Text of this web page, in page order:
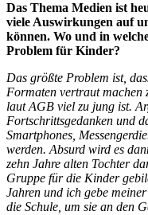
Das Thema Medien ist
viele Auswirkungen auf
können. Wo und in
Problem für Kinder?
Das größte Problem ist,
Formaten vertraut machen
laut AGB viel zu jung ist.
Fortschrittsgedanken und
Smartphones,
werden. Absurd wird es
zehn Jahre alten Tochter
Gruppe für die Kinder
Jahren und ich gebe
die Schule, um sie an den